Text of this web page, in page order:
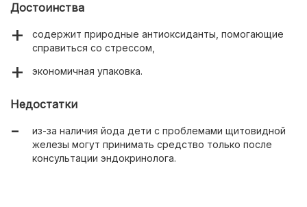
Достоинства
содержит природные антиоксиданты, помогающие
справиться со стрессом,
экономичная упаковка.
Недостатки
из-за наличия йода дети с проблемами щитовидной
железы могут принимать средство только после
консультации эндокринолога.